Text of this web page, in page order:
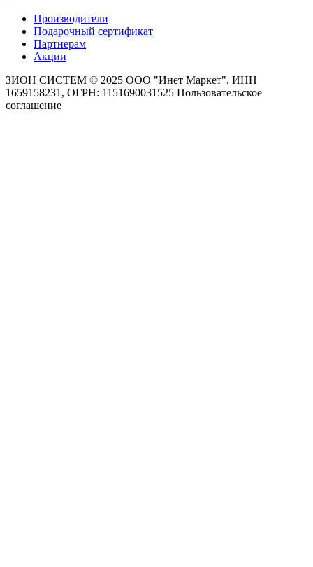
Производители
Подарочный сертификат
Партнерам
Акции
ЗИОН СИСТЕМ © 2025 ООО "Инет Маркет", ИНН
1659158231, ОГРН: 1151690031525 Пользовательское
соглашение